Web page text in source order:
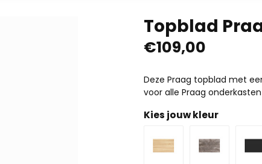
Topblad
€109,00
Deze Praag topblad met
voor alle Praag
Kies jouw kleur